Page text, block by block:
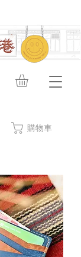
購物車